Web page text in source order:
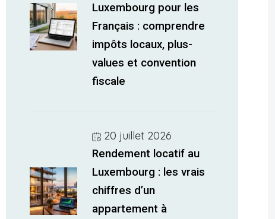
Luxembourg pour les
Français : comprendre
impôts locaux, plus-
values et convention
fiscale
20 juillet 2026
Rendement locatif au
Luxembourg : les vrais
chiffres d’un
appartement à